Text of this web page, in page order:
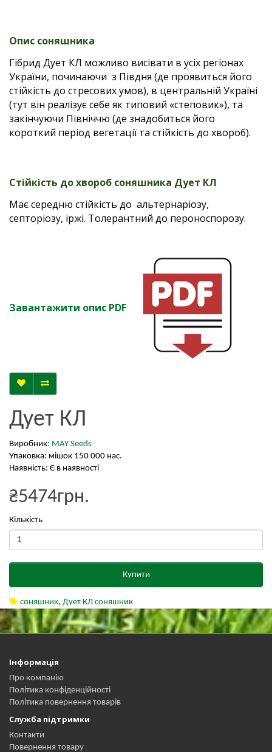
Опис соняшника
Гібрид Дует КЛ можливо висівати в усіх регіонах
України, починаючи з Півдня (де проявиться його
стійкість до стресових умов), в центральній Україні
(тут він реалізує себе як типовий «степовик»), та
закінчуючи Північчю (де знадобиться його
короткий період вегетації та стійкість до хвороб).
Стійкість до хвороб соняшника Дует КЛ
Має середню стійкість до альтернаріозу,
септоріозу, іржі. Толерантний до пероноспорозу.
Завантажити опис PDF
Дует КЛ
Виробник: MAY Seeds
Упаковка: мішок 150 000 нас.
Наявність: Є в наявності
₴5474грн.
Кількість
Купити
соняшник, Дует КЛ соняшник
Інформація
Про компанію
Політика конфіденційності
Політика повернення товарів
Служба підтримки
Контакти
Повернення товару